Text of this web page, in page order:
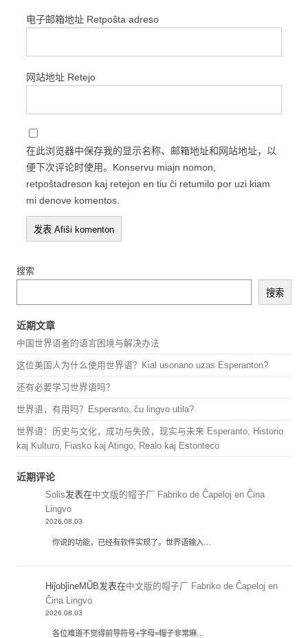
电子邮箱地址 Retpoŝta adreso
网站地址 Retejo
在此浏览器中保存我的显示名称、邮箱地址和网站地址，以
便下次评论时使用。Konservu miajn nomon,
retpoŝtadreson kaj retejon en tiu ĉi retumilo por uzi kiam
mi denove komentos.
搜索
搜索
近期文章
中国世界语者的语言困境与解决办法
这位美国人为什么使用世界语？Kial usonano uzas Esperanton?
还有必要学习世界语吗？
世界语，有用吗？Esperanto, ĉu lingvo utila?
世界语：历史与文化，成功与失败，现实与未来 Esperanto, Historio
kaj Kulturo, Fiasko kaj Atingo, Realo kaj Estonteco
近期评论
Solis发表在中文版的帽子厂 Fabriko de Ĉapeloj en Ĉina
Lingvo
2026.08.03
你说的功能，已经有软件实现了。世界语输入…
HiĵobĵineMŬB发表在中文版的帽子厂 Fabriko de Ĉapeloj en
Ĉina Lingvo
2026.08.03
各位难道不觉得前导符号+字母=帽子非常麻…